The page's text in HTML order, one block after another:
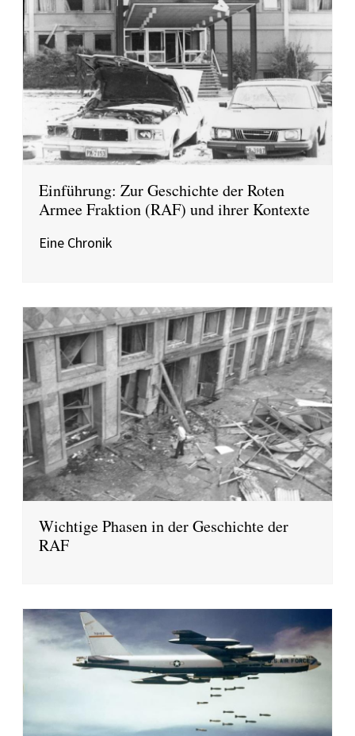
Einführung: Zur Geschichte der Roten
Armee Fraktion (RAF) und ihrer Kontexte
Eine Chronik
Wichtige Phasen in der Geschichte der
RAF